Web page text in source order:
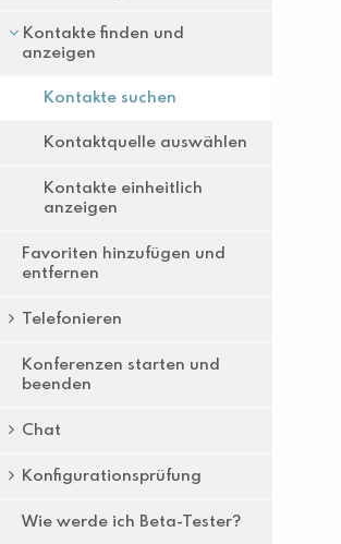
Kontakte finden und
anzeigen
Kontakte suchen
Kontaktquelle auswählen
Kontakte einheitlich
anzeigen
Favoriten hinzufügen und
entfernen
Telefonieren
Konferenzen starten und
beenden
Chat
Konfigurationsprüfung
Wie werde ich Beta-Tester?